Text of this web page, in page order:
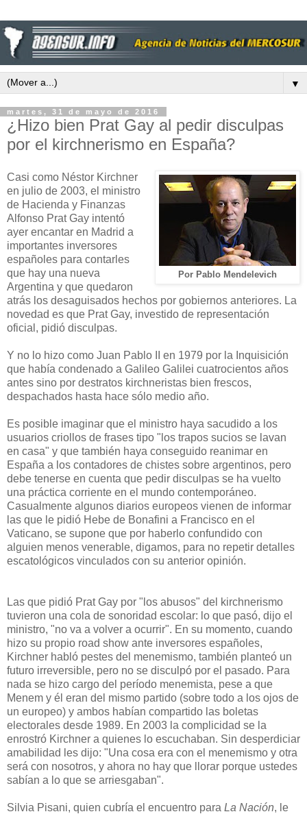
▼
martes, 31 de mayo de 2016
¿Hizo bien Prat Gay al pedir disculpas
por el kirchnerismo en España?
Por Pablo Mendelevich
Casi como Néstor Kirchner
en julio de 2003, el ministro
de Hacienda y Finanzas
Alfonso Prat Gay intentó
ayer encantar en Madrid a
importantes inversores
españoles para contarles
que hay una nueva
Argentina y que quedaron
atrás los desaguisados hechos por gobiernos anteriores. La
novedad es que Prat Gay, investido de representación
oficial, pidió disculpas.
Y no lo hizo como Juan Pablo II en 1979 por la Inquisición
que había condenado a Galileo Galilei cuatrocientos años
antes sino por destratos kirchneristas bien frescos,
despachados hasta hace sólo medio año.
Es posible imaginar que el ministro haya sacudido a los
usuarios criollos de frases tipo "los trapos sucios se lavan
en casa" y que también haya conseguido reanimar en
España a los contadores de chistes sobre argentinos, pero
debe tenerse en cuenta que pedir disculpas se ha vuelto
una práctica corriente en el mundo contemporáneo.
Casualmente algunos diarios europeos vienen de informar
las que le pidió Hebe de Bonafini a Francisco en el
Vaticano, se supone que por haberlo confundido con
alguien menos venerable, digamos, para no repetir detalles
escatológicos vinculados con su anterior opinión.
Las que pidió Prat Gay por "los abusos" del kirchnerismo
tuvieron una cola de sonoridad escolar: lo que pasó, dijo el
ministro, "no va a volver a ocurrir". En su momento, cuando
hizo su propio road show ante inversores españoles,
Kirchner habló pestes del menemismo, también planteó un
futuro irreversible, pero no se disculpó por el pasado. Para
nada se hizo cargo del período menemista, pese a que
Menem y él eran del mismo partido (sobre todo a los ojos de
un europeo) y ambos habían compartido las boletas
electorales desde 1989. En 2003 la complicidad se la
enrostró Kirchner a quienes lo escuchaban. Sin desperdiciar
amabilidad les dijo: "Una cosa era con el menemismo y otra
será con nosotros, y ahora no hay que llorar porque ustedes
sabían a lo que se arriesgaban".
Silvia Pisani, quien cubría el encuentro para La Nación, le